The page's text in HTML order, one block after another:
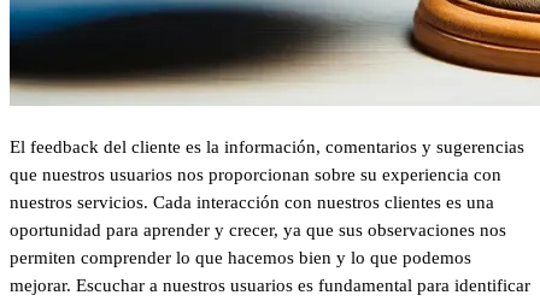
El feedback del cliente es la información, comentarios y sugerencias
que nuestros usuarios nos proporcionan sobre su experiencia con
nuestros servicios. Cada interacción con nuestros clientes es una
oportunidad para aprender y crecer, ya que sus observaciones nos
permiten comprender lo que hacemos bien y lo que podemos
mejorar. Escuchar a nuestros usuarios es fundamental para identificar